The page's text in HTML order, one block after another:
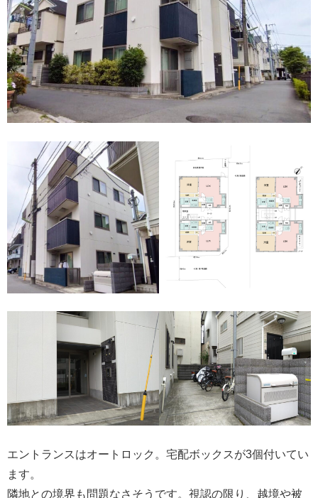
エントランスはオートロック。宅配ボックスが3個付いてい
ます。
隣地との境界も問題なさそうです。視認の限り、越境や被